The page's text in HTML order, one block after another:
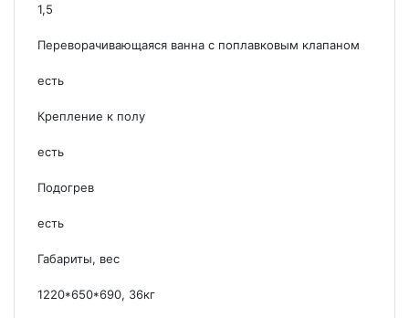
1,5
Переворачивающаяся ванна с поплавковым клапаном
есть
Крепление к полу
есть
Подогрев
есть
Габариты, вес
1220*650*690, 36кг